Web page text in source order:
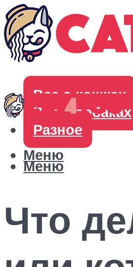
Все о кошках
Все о собаках
Разное
Меню
Меню
Что